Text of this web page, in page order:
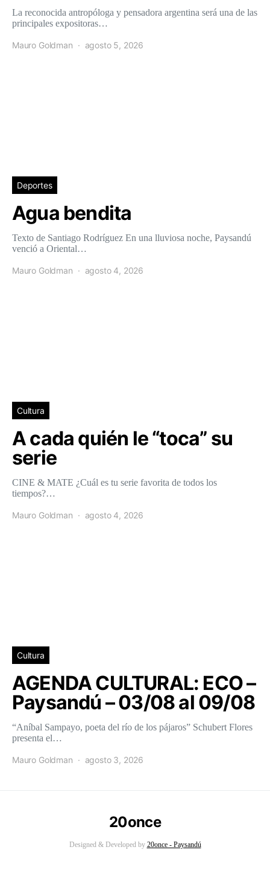
La reconocida antropóloga y pensadora argentina será una de las
principales expositoras…
Mauro Goldman agosto 5, 2026
Deportes
Agua bendita
Texto de Santiago Rodríguez En una lluviosa noche, Paysandú
venció a Oriental…
Mauro Goldman agosto 4, 2026
Cultura
A cada quién le “toca” su
serie
CINE & MATE ¿Cuál es tu serie favorita de todos los
tiempos?…
Mauro Goldman agosto 4, 2026
Cultura
AGENDA CULTURAL: ECO –
Paysandú – 03/08 al 09/08
“Aníbal Sampayo, poeta del río de los pájaros” Schubert Flores
presenta el…
Mauro Goldman agosto 3, 2026
20once
Designed & Developed by 20once - Paysandú